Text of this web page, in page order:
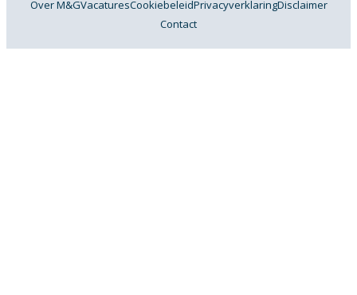
Over M&GVacaturesCookiebeleidPrivacyverklaringDisclaimer
Contact